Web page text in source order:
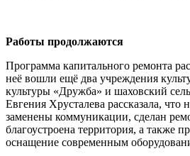
Работы продолжаются
Программа капитального ремонта
неё вошли ещё два учреждения
культуры «Дружба» и шаховский
Евгения Хрусталева рассказала, что
заменены коммуникации, сделан
благоустроена территория, а также
оснащение современным